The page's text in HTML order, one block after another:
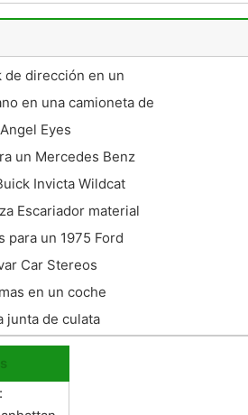
historia inmigrante
de dirección en un
en una camioneta de
Eyes
un Mercedes Benz
Invicta Wildcat
Escariador material
para un 1975 Ford
Car Stereos
en un coche
junta de culata